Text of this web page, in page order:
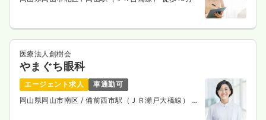
給与 時給 1,400〜1,500
気になる
一般病院
医療法人創樹会
やまぐち眼科
エージェント求人
車通勤可
岡山県岡山市南区 / 備前西市駅（ＪＲ瀬戸大橋線） バ